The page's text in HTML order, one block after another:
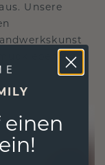
Unsere
ebenso
einen